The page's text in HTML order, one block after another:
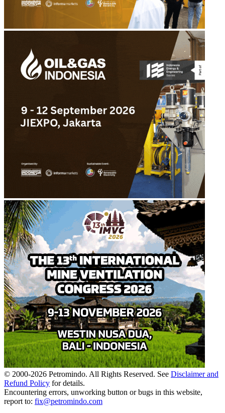
© 2000-2026 Petromindo. All Rights Reserved. See Disclaimer and
Refund Policy for details.
Encountering errors, unworking button or bugs in this website,
report to: fix@petromindo.com